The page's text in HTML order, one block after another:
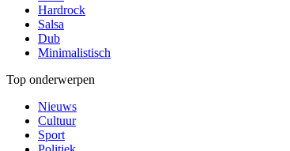
Hardrock
Salsa
Dub
Minimalistisch
Top onderwerpen
Nieuws
Cultuur
Sport